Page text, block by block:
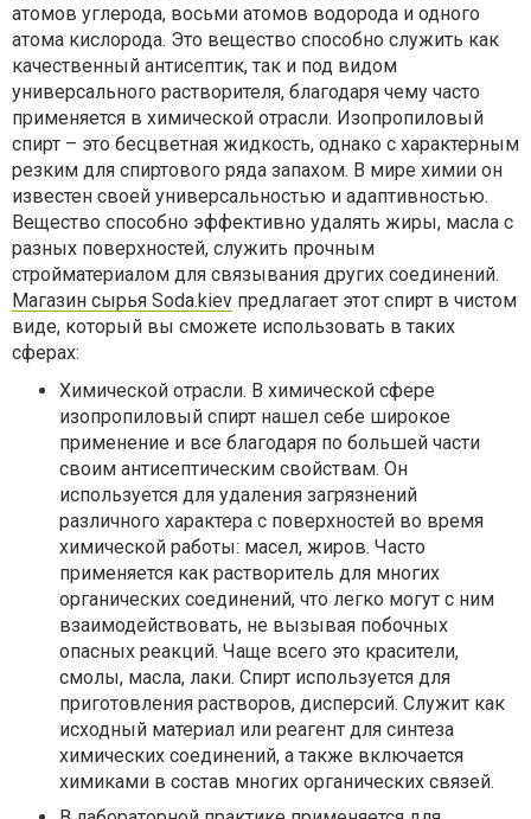
атомов углерода, восьми атомов водорода и одного
атома кислорода. Это вещество способно служить как
качественный антисептик, так и под видом
универсального растворителя, благодаря чему часто
применяется в химической отрасли. Изопропиловый
спирт – это бесцветная жидкость, однако с характерным
резким для спиртового ряда запахом. В мире химии он
известен своей универсальностью и адаптивностью.
Вещество способно эффективно удалять жиры, масла с
разных поверхностей, служить прочным
стройматериалом для связывания других соединений.
Магазин сырья Soda.kiev предлагает этот спирт в чистом
виде, который вы сможете использовать в таких
сферах:
Химической отрасли. В химической сфере
изопропиловый спирт нашел себе широкое
применение и все благодаря по большей части
своим антисептическим свойствам. Он
используется для удаления загрязнений
различного характера с поверхностей во время
химической работы: масел, жиров. Часто
применяется как растворитель для многих
органических соединений, что легко могут с ним
взаимодействовать, не вызывая побочных
опасных реакций. Чаще всего это красители,
смолы, масла, лаки. Спирт используется для
приготовления растворов, дисперсий. Служит как
исходный материал или реагент для синтеза
химических соединений, а также включается
химиками в состав многих органических связей.